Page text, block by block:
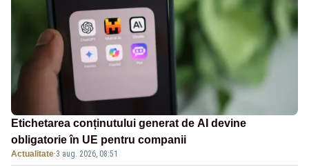
Etichetarea conținutului generat de AI devine
obligatorie în UE pentru companii
Actualitate·3 aug. 2026, 08:51